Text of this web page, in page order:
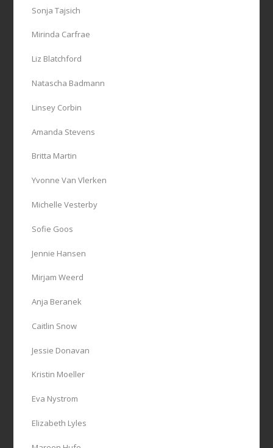
Sonja Tajsich
Mirinda Carfrae
Liz Blatchford
Natascha Badmann
Linsey Corbin
Amanda Stevens
Britta Martin
Yvonne Van Vlerken
Michelle Vesterby
Sofie Goos
Jennie Hansen
Mirjam Weerd
Anja Beranek
Caitlin Snow
Jessie Donavan
Kristin Moeller
Eva Nystrom
Elizabeth Lyles